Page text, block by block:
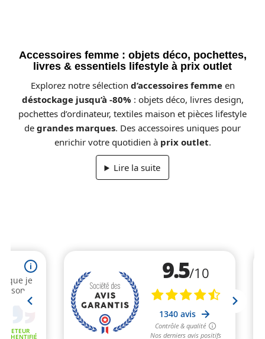
Accessoires femme : objets déco, pochettes,
livres & essentiels lifestyle à prix outlet
Explorez notre sélection d’accessoires femmeen
déstockage jusqu’à -80% : objets déco, livres design,
pochettes d’ordinateur, textiles maison et pièces lifestyle
de grandes marques. Des accessoires uniques pour
enrichir votre quotidien à prix outlet.
Lire la suite